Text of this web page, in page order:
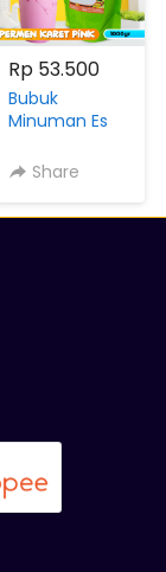
Rp 53.500
Bubuk
Minuman Es
Viral Cafeos
Kemasan 1 KG
Share